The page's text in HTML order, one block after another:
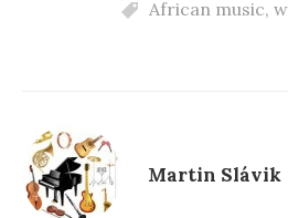
o
k
African music,
Martin Slávik